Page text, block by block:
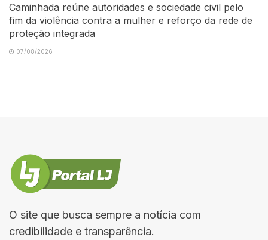
Caminhada reúne autoridades e sociedade civil pelo
fim da violência contra a mulher e reforço da rede de
proteção integrada
07/08/2026
O site que busca sempre a notícia com
credibilidade e transparência.